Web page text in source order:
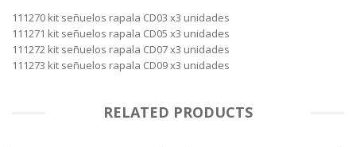
111270 kit señuelos rapala CD03 x3 unidades
111271 kit señuelos rapala CD05 x3 unidades
111272 kit señuelos rapala CD07 x3 unidades
111273 kit señuelos rapala CD09 x3 unidades
RELATED PRODUCTS